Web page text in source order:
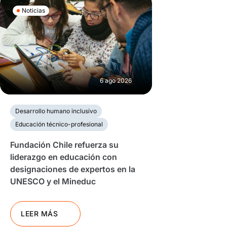
Noticias
6 ago 2026
Desarrollo humano inclusivo
Educación técnico-profesional
Fundación Chile refuerza su
liderazgo en educación con
designaciones de expertos en la
UNESCO y el Mineduc
LEER MÁS